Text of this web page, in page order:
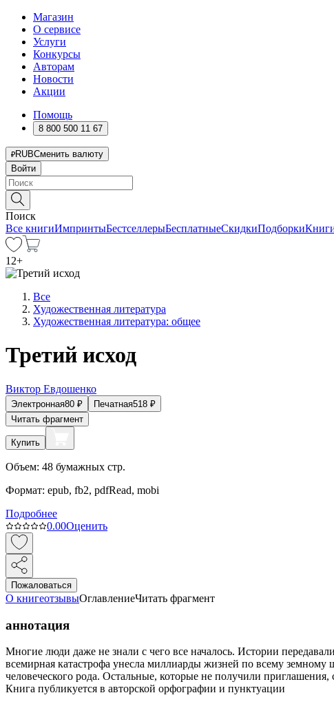
Магазин
О сервисе
Услуги
Конкурсы
Авторам
Новости
Акции
Помощь
8 800 500 11 67
RUBСменить валюту
Войти
Поиск
Все книгиИмпринтыБестселлерыБесплатныеСкидкиПодборки
12+
Все
Художественная литература
Художественная литература: общее
Третий исход
Виктор Евдошенко
Электронная80 ₽ Печатная518 ₽
Читать фрагмент
Купить
Объем: 48 бумажных стр.
Формат: epub, fb2, pdfRead, mobi
Подробнее
0.00Оценить
Пожаловаться
О книгеотзывыОглавлениеЧитать фрагмент
аннотация
Многие люди даже не знали с чего все началось. Истории
всемирная катастрофа унесла миллиарды жизней по всему
человеческого рода. Остальные, которые не получили
Книга публикуется в авторской орфографии и пунктуации